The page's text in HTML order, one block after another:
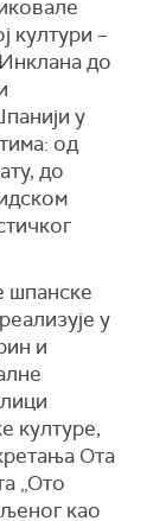
култури –
до
у
од
до
шпанске
у
и
културе,
Ота
„Ото
као